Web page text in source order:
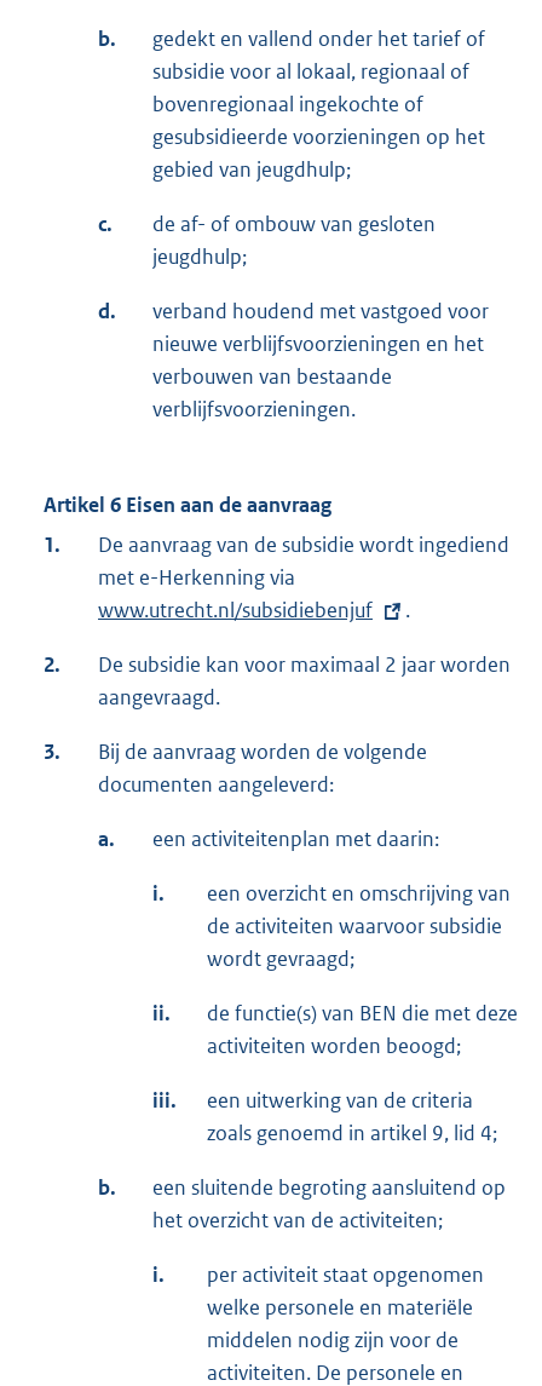
b.
gedekt en vallend onder het tarief of
subsidie voor al lokaal, regionaal of
bovenregionaal ingekochte of
gesubsidieerde voorzieningen op het
gebied van jeugdhulp;
c.
de af- of ombouw van gesloten
jeugdhulp;
d.
verband houdend met vastgoed voor
nieuwe verblijfsvoorzieningen en het
verbouwen van bestaande
verblijfsvoorzieningen.
Artikel 6 Eisen aan de aanvraag
1.
De aanvraag van de subsidie wordt ingediend
met e-Herkenning via
x
e
i
k
:
www.utrecht.nl/subsidiebenjuf .
2.
De subsidie kan voor maximaal 2 jaar worden
aangevraagd.
3.
Bij de aanvraag worden de volgende
documenten aangeleverd:
a. een activiteitenplan met daarin:
i.
een overzicht en omschrijving van
de activiteiten waarvoor subsidie
wordt gevraagd;
ii.
de functie(s) van BEN die met deze
activiteiten worden beoogd;
iii.
een uitwerking van de criteria
zoals genoemd in artikel 9, lid 4;
b.
een sluitende begroting aansluitend op
het overzicht van de activiteiten;
i.
per activiteit staat opgenomen
welke personele en materiële
middelen nodig zijn voor de
activiteiten. De personele en